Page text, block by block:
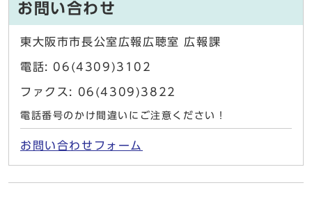
お問い合わせ
東大阪市市長公室広報広聴室 広報課
電話: 06(4309)3102
ファクス: 06(4309)3822
電話番号のかけ間違いにご注意ください！
お問い合わせフォーム